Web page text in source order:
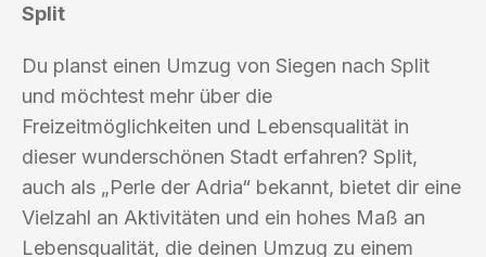
Split
Du planst einen Umzug von Siegen nach Split
und möchtest mehr über die
Freizeitmöglichkeiten und Lebensqualität in
dieser wunderschönen Stadt erfahren? Split,
auch als „Perle der Adria“ bekannt, bietet dir eine
Vielzahl an Aktivitäten und ein hohes Maß an
Lebensqualität, die deinen Umzug zu einem